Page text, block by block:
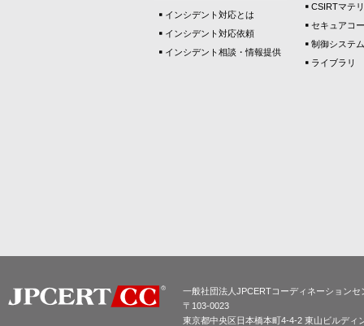
インシデント対応とは
インシデント対応依頼
インシデント相談・情報提供
CSIRTマテ
セキュアコ
制御システ
ライブラリ
一般社団法人JPCERTコーディネーションセ
〒103-0023
東京都中央区日本橋本町4-4-2 東山ビルディ